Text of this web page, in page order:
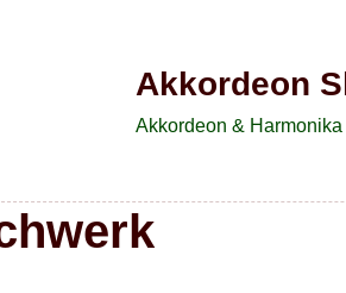
Akkordeon
Akkordeon &